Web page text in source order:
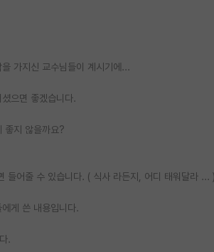
가지신 교수님들이 계시기에...
으면 좋겠습니다.
좋지 않을까요?
들어줄 수 있습니다. ( 식사 라든지, 어디 태워달라 ... )
게 쓴 내용입니다.
.